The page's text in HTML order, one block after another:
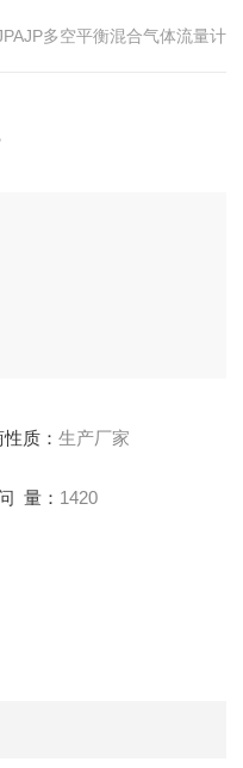
多空平衡混合气体流量计
质： 生产厂家
量： 1420